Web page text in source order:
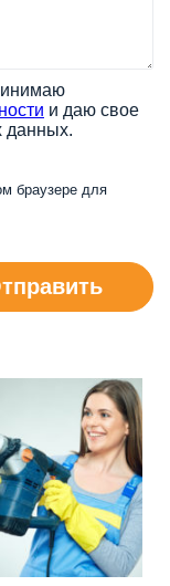
и даю свое
данных.
браузере для